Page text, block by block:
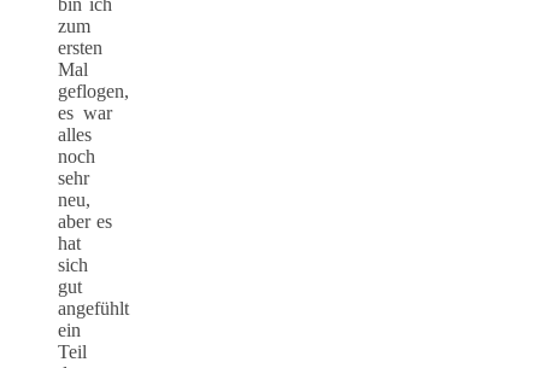
zum
ersten
Mal
geflogen,
es war
alles
noch
sehr
neu,
aber es
hat
sich
gut
angefühlt
ein
Teil